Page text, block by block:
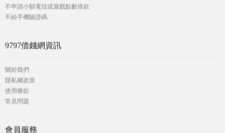
不申請小額電信或遊戲點數借款
不給手機驗證碼
9797借錢網資訊
關於我們
隱私權政策
使用條款
常見問題
會員服務